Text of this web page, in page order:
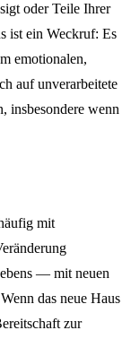
oder Teile Ihrer
ist ein Weckruf: Es
emotionalen,
auf unverarbeitete
insbesondere wenn
mit
— mit neuen
das neue Haus
zur